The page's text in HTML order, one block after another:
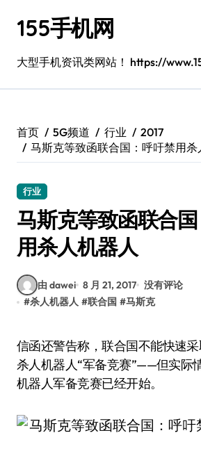
155手机网
大型手机资讯类网站！ https://
首页 5G频道 行业
2017
马斯克等致函联合国：呼吁禁用杀
行业
马斯克等致函联合
用杀人机器人
由 dawei 8 月 21, 2017 没有评论
#杀人机器人 #联合国 #马斯克
信函还警告称，联合国不能快速采取行动，将导致
杀人机器人“军备竞赛”——但实际
机器人军备竞赛已经开始。